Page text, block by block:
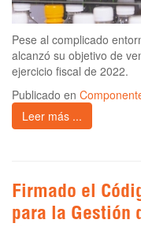
Pese al complicado
alcanzó su objetivo de
ejercicio fiscal de 2022.
Publicado en
Leer más ...
Firmado el
para la Gestión